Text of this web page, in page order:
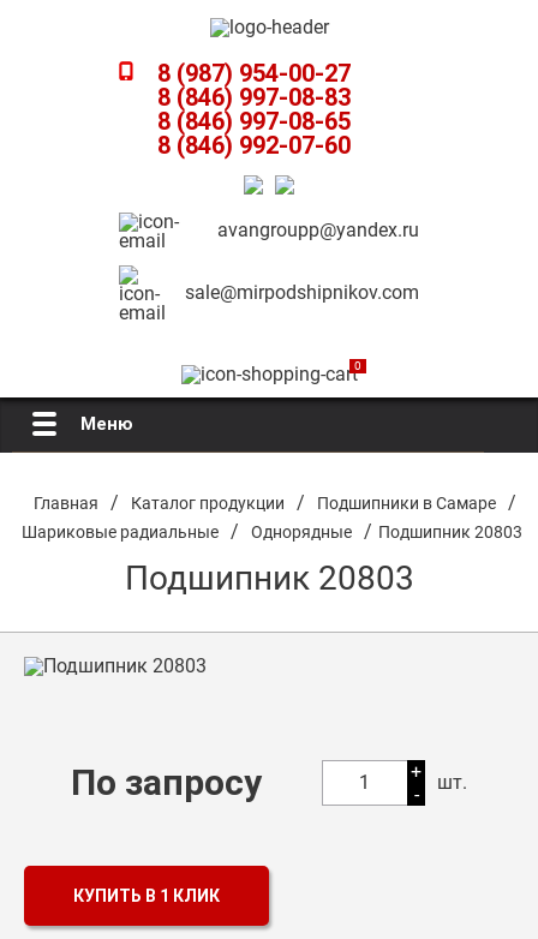
8 (987) 954-00-27
8 (846) 997-08-83
8 (846) 997-08-65
8 (846) 992-07-60
avangroupp@yandex.ru
sale@mirpodshipnikov.com
0
Меню
О компании
Оптовикам
Цепи
Главная / Каталог продукции / Подшипники в Самаре /
Шариковые радиальные / Однорядные / Подшипник 20803
Подшипник 20803
По запросу 1
+
-
шт.
КУПИТЬ В 1 КЛИК